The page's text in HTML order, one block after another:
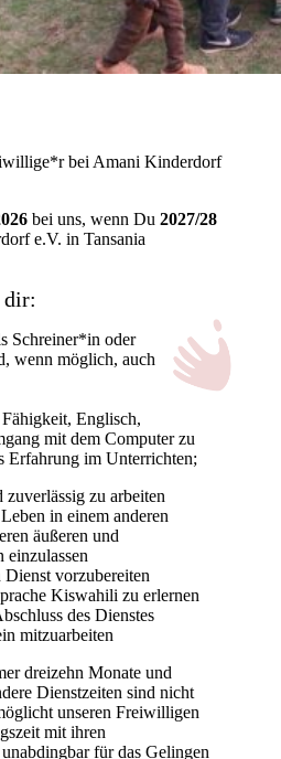
bei Amani Kinderdorf
bei uns, wenn Du 2027/28
e.V. in Tansania
dir:
Schreiner*in oder
wenn möglich, auch
Englisch,
mit dem Computer zu
Erfahrung im Unterrichten;
zu arbeiten
in einem anderen
äußeren und
einzulassen
vorzubereiten
Kiswahili zu erlernen
des Dienstes
mitzuarbeiten
dreizehn Monate und
Dienstzeiten sind nicht
unseren Freiwilligen
mit ihren
für das Gelingen